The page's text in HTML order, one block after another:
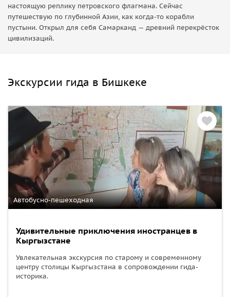
настоящую реплику петровского флагмана. Сейчас
путешествую по глубинной Азии, как когда-то корабли
пустыни. Открыл для себя Самарканд — древний перекрёсток
цивилизаций.
Экскурсии гида в Бишкеке
Автобусно-пешеходная
Удивительные приключения иностранцев в
Кыргызстане
Увлекательная экскурсия по старому и современному
центру столицы Кыргызстана в сопровождении гида-
историка.